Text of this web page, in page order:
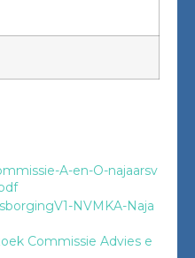
A-en-O-najaarsv
NVMKA-Naja
Commissie Advies e